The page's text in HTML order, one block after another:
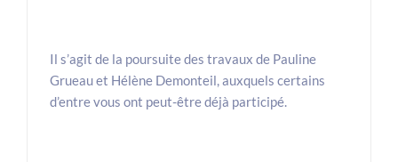
Il s’agit de la poursuite des travaux de Pauline
Grueau et Hélène Demonteil, auxquels certains
d’entre vous ont peut-être déjà participé.